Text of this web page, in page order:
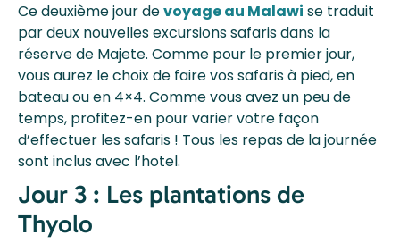
Ce deuxième jour devoyage au Malawi se traduit
par deux nouvelles excursions safaris dans la
réserve de Majete. Comme pour le premier jour,
vous aurez le choix de faire vos safaris à pied, en
bateau ou en 4×4. Comme vous avez un peu de
temps, profitez-en pour varier votre façon
d’effectuer les safaris ! Tous les repas de la journée
sont inclus avec l’hotel.
Jour 3 : Les plantations de
Thyolo